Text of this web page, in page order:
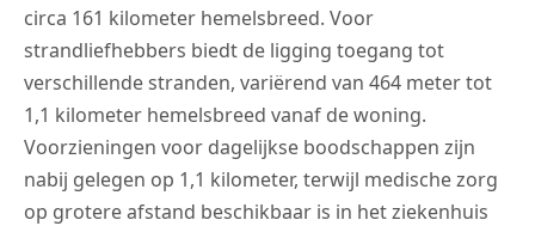
circa 161 kilometer hemelsbreed. Voor
strandliefhebbers biedt de ligging toegang tot
verschillende stranden, variërend van 464 meter tot
1,1 kilometer hemelsbreed vanaf de woning.
Voorzieningen voor dagelijkse boodschappen zijn
nabij gelegen op 1,1 kilometer, terwijl medische zorg
op grotere afstand beschikbaar is in het ziekenhuis